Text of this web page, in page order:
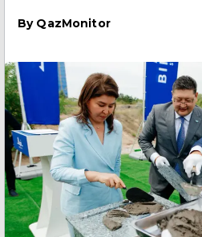
By QazMonitor